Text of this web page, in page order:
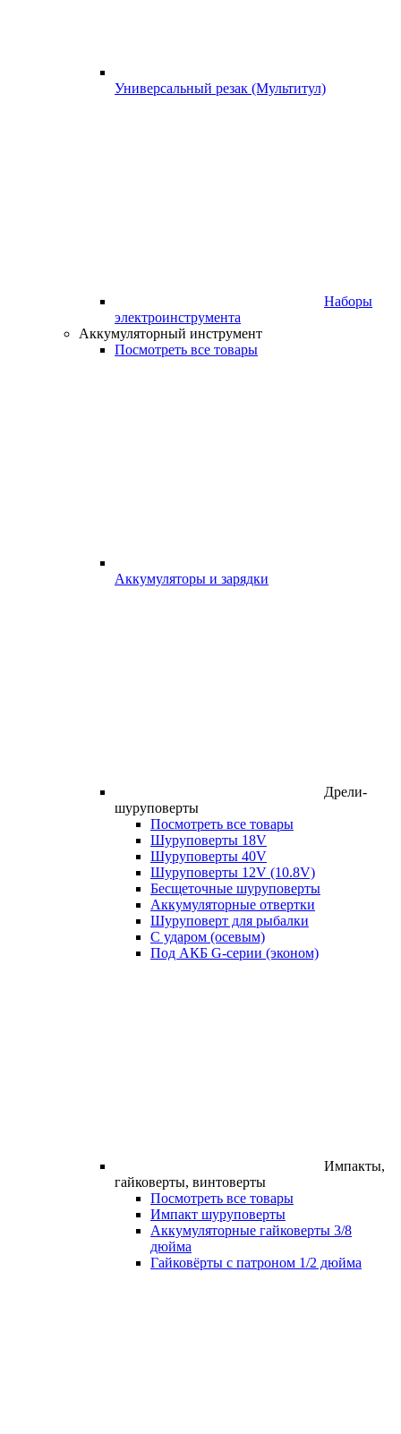
Универсальный резак (Мультитул)
Наборы
электроинструмента
Аккумуляторный инструмент
Посмотреть все товары
Аккумуляторы и зарядки
Дрели-
шуруповерты
Посмотреть все товары
Шуруповерты 18V
Шуруповерты 40V
Шуруповерты 12V (10.8V)
Бесщеточные шуруповерты
Аккумуляторные отвертки
Шуруповерт для рыбалки
С ударом (осевым)
Под АКБ G-серии (эконом)
Импакты,
гайковерты, винтоверты
Посмотреть все товары
Импакт шуруповерты
Аккумуляторные гайковерты 3/8
дюйма
Гайковёрты с патроном 1/2 дюйма